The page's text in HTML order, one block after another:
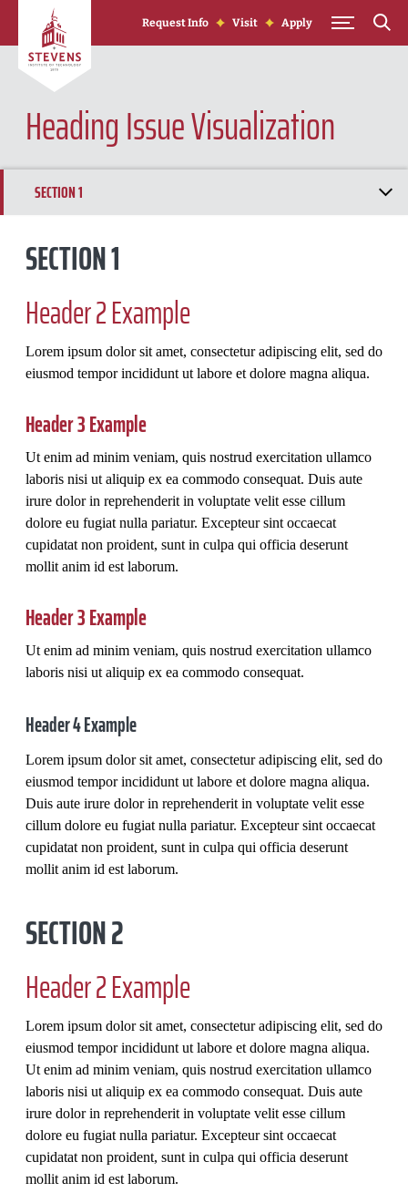
Skip to Content
Request Info Visit Apply
Heading Issue Visualization
SECTION 1
SECTION 1
Header 2 Example
Lorem ipsum dolor sit amet, consectetur adipiscing elit, sed do
eiusmod tempor incididunt ut labore et dolore magna aliqua.
Header 3 Example
Ut enim ad minim veniam, quis nostrud exercitation ullamco
laboris nisi ut aliquip ex ea commodo consequat. Duis aute
irure dolor in reprehenderit in voluptate velit esse cillum
dolore eu fugiat nulla pariatur. Excepteur sint occaecat
cupidatat non proident, sunt in culpa qui officia deserunt
mollit anim id est laborum.
Header 3 Example
Ut enim ad minim veniam, quis nostrud exercitation ullamco
laboris nisi ut aliquip ex ea commodo consequat.
Header 4 Example
Lorem ipsum dolor sit amet, consectetur adipiscing elit, sed do
eiusmod tempor incididunt ut labore et dolore magna aliqua.
Duis aute irure dolor in reprehenderit in voluptate velit esse
cillum dolore eu fugiat nulla pariatur. Excepteur sint occaecat
cupidatat non proident, sunt in culpa qui officia deserunt
mollit anim id est laborum.
SECTION 2
Header 2 Example
Lorem ipsum dolor sit amet, consectetur adipiscing elit, sed do
eiusmod tempor incididunt ut labore et dolore magna aliqua.
Ut enim ad minim veniam, quis nostrud exercitation ullamco
laboris nisi ut aliquip ex ea commodo consequat. Duis aute
irure dolor in reprehenderit in voluptate velit esse cillum
dolore eu fugiat nulla pariatur. Excepteur sint occaecat
cupidatat non proident, sunt in culpa qui officia deserunt
mollit anim id est laborum.